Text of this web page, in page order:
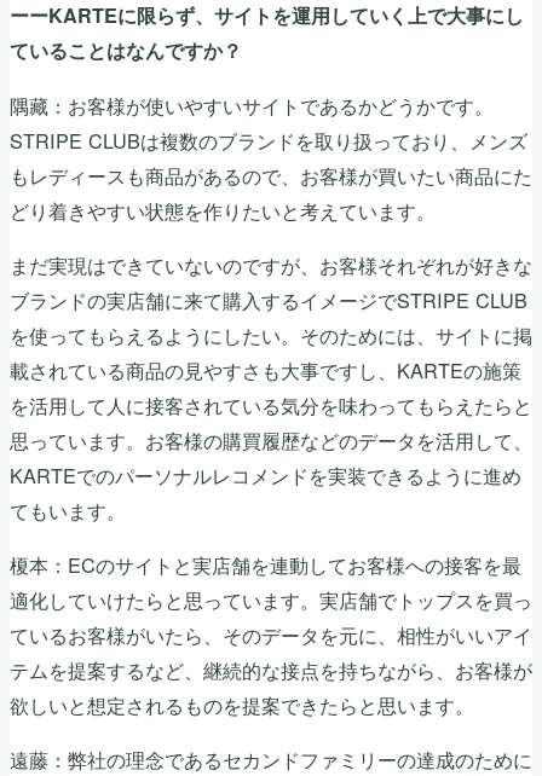
ーーKARTEに限らず、サイトを運用していく上で大事にし
ていることはなんですか？
隅藏：お客様が使いやすいサイトであるかどうかです。
STRIPE CLUBは複数のブランドを取り扱っており、メンズ
もレディースも商品があるので、お客様が買いたい商品にた
どり着きやすい状態を作りたいと考えています。
まだ実現はできていないのですが、お客様それぞれが好きな
ブランドの実店舗に来て購入するイメージでSTRIPE CLUB
を使ってもらえるようにしたい。そのためには、サイトに掲
載されている商品の見やすさも大事ですし、KARTEの施策
を活用して人に接客されている気分を味わってもらえたらと
思っています。お客様の購買履歴などのデータを活用して、
KARTEでのパーソナルレコメンドを実装できるように進め
てもいます。
榎本：ECのサイトと実店舗を連動してお客様への接客を最
適化していけたらと思っています。実店舗でトップスを買っ
ているお客様がいたら、そのデータを元に、相性がいいアイ
テムを提案するなど、継続的な接点を持ちながら、お客様が
欲しいと想定されるものを提案できたらと思います。
遠藤：弊社の理念であるセカンドファミリーの達成のために